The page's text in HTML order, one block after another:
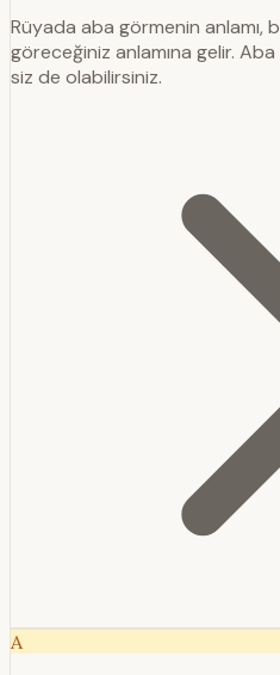
Rüyada aba görmenin anlamı,
göreceğiniz anlamına gelir.
siz de olabilirsiniz.
A